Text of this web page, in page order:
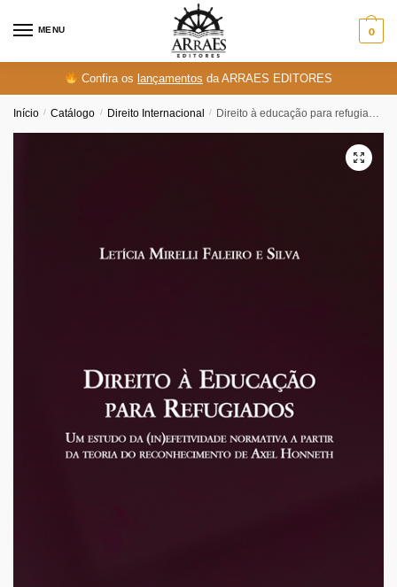
MENU 0
Confira os lançamentos da ARRAES EDITORES
Início / Catálogo / Direito Internacional / Direito à educação para refugiados